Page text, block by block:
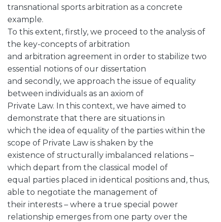
transnational sports arbitration as a concrete
example.
To this extent, firstly, we proceed to the analysis of
the key-concepts of arbitration
and arbitration agreement in order to stabilize two
essential notions of our dissertation
and secondly, we approach the issue of equality
between individuals as an axiom of
Private Law. In this context, we have aimed to
demonstrate that there are situations in
which the idea of equality of the parties within the
scope of Private Law is shaken by the
existence of structurally imbalanced relations –
which depart from the classical model of
equal parties placed in identical positions and, thus,
able to negotiate the management of
their interests – where a true special power
relationship emerges from one party over the